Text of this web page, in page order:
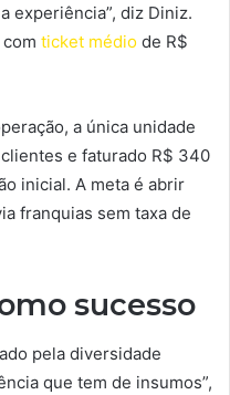
experiência”, diz Diniz.
ticket médio de R$
a única unidade
e faturado R$ 340
inicial. A meta é abrir
franquias sem taxa de
sucesso
pela diversidade
que tem de insumos”,